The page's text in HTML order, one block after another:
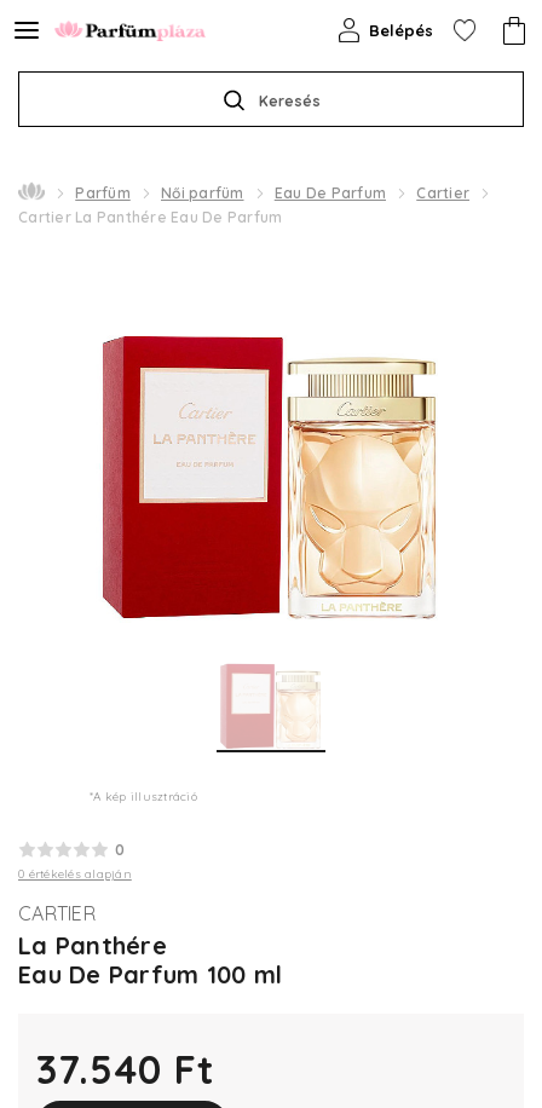
Keresés
Belépés
Parfüm Női parfüm Eau De Parfum
Cartier
Cartier La Panthére Eau De Parfum
*A kép illusztráció
0
0 értékelés alapján
CARTIER
La Panthére
Eau De Parfum 100 ml
37.540 Ft